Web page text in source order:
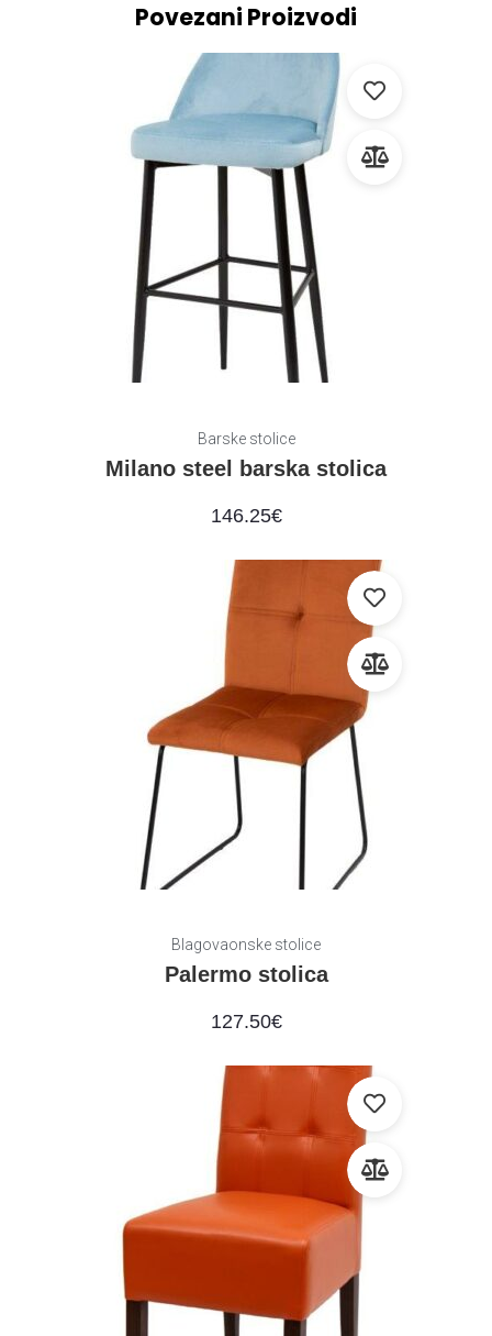
Povezani Proizvodi
Barske stolice
Milano steel barska stolica
146.25€
Blagovaonske stolice
Palermo stolica
127.50€